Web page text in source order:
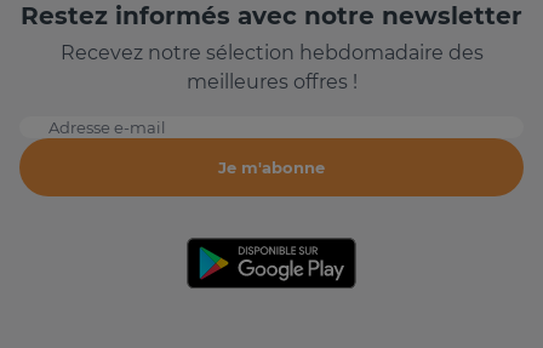
Restez informés avec notre newsletter
Recevez notre sélection hebdomadaire des
meilleures offres !
Adresse e-mail
Je m'abonne